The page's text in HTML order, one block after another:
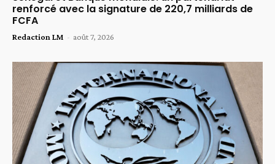
renforcé avec la signature de 220,7 milliards de
FCFA
Redaction LM - août 7, 2026